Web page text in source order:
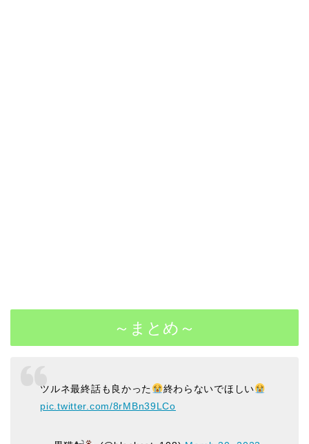
～まとめ～
ツルネ最終話も良かった
終わらないでほしい
pic.twitter.com/8rMBn39LCo